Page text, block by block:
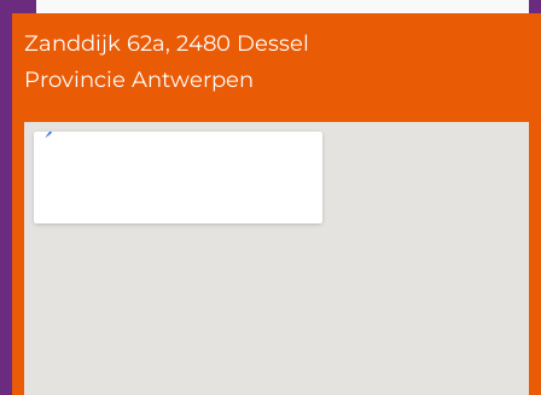
Zanddijk 62a, 2480 Dessel
Provincie Antwerpen